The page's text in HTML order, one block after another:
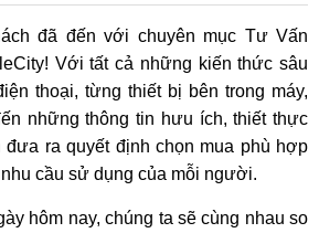
đã đến với chuyên mục Tư Vấn
Với tất cả những kiến thức sâu
thoại, từng thiết bị bên trong máy,
những thông tin hưu ích, thiết thực
đưa ra quyết định chọn mua phù hợp
cầu sử dụng của mỗi người.
hôm nay, chúng ta sẽ cùng nhau so